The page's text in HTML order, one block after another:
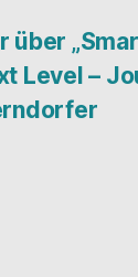
über
Level –